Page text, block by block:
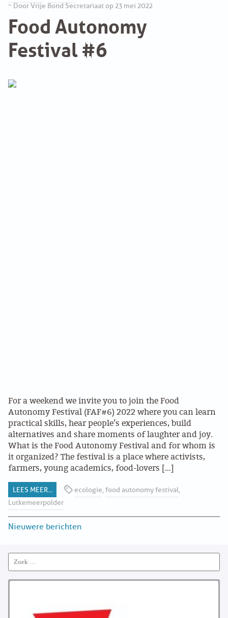
ARBEID
LABOUR RIGHTS
~ Door Vrije Bond Secretariaat op 23 mei 2022
Food Autonomy
Festival #6
For a weekend we invite you to join the Food
Autonomy Festival (FAF#6) 2022 where you can learn
practical skills, hear people’s experiences, build
alternatives and share moments of laughter and joy.
What is the Food Autonomy Festival and for whom is
it organized? The festival is a place where activists,
farmers, young academics, food-lovers […]
LEES MEER... ecologie,food autonomy festival,
Lutkemeerpolder
Post
Nieuwere berichten
Search
for: